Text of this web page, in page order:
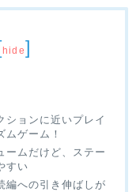
[hide]
ションに近いプレイ
ゲーム！
ームだけど、ステー
すい
編への引き伸ばしが